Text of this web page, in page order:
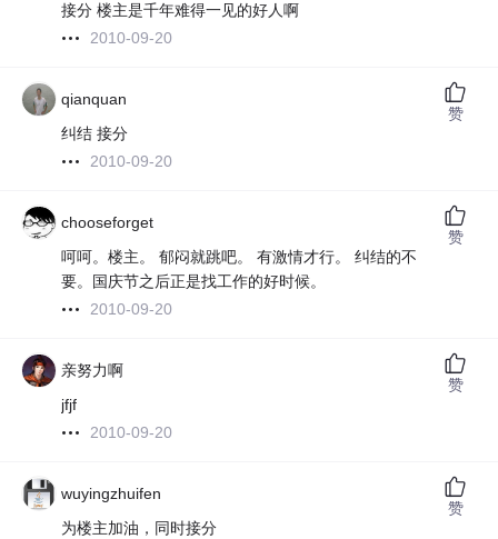
接分 楼主是千年难得一见的好人啊
2010-09-20
qianquan
纠结 接分
2010-09-20
赞
chooseforget
呵呵。楼主。 郁闷就跳吧。 有激情才行。 纠结的不
要。国庆节之后正是找工作的好时候。
2010-09-20
赞
亲努力啊
jfjf
2010-09-20
赞
wuyingzhuifen
为楼主加油，同时接分
赞